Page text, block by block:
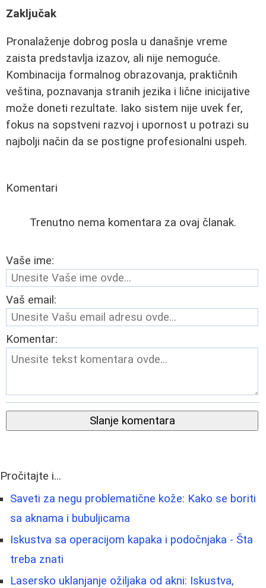
Zaključak
Pronalaženje dobrog posla u današnje vreme
zaista predstavlja izazov, ali nije nemoguće.
Kombinacija formalnog obrazovanja, praktičnih
veština, poznavanja stranih jezika i lične inicijative
može doneti rezultate. Iako sistem nije uvek fer,
fokus na sopstveni razvoj i upornost u potrazi su
najbolji način da se postigne profesionalni uspeh.
Komentari
Trenutno nema komentara za ovaj članak.
Vaše ime:
Vaš email:
Komentar:
Slanje komentara
Pročitajte i...
Saveti za negu problematične kože: Kako se boriti
sa aknama i bubuljicama
Iskustva sa operacijom kapaka i podočnjaka - Šta
treba znati
Lasersko uklanjanje ožiljaka od akni: Iskustva,